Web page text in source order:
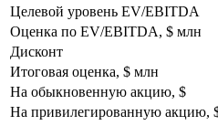
Целевой уровень EV/EBITDA
Оценка по EV/EBITDA, $ млн
Дисконт
Итоговая оценка, $ млн
На обыкновенную акцию, $
На привилегированную акцию,